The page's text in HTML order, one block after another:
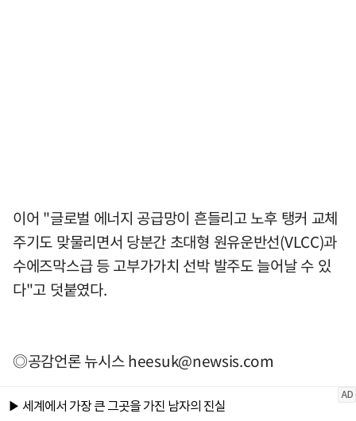
이어 "글로벌 에너지 공급망이 흔들리고 노후 탱커 교체
주기도 맞물리면서 당분간 초대형 원유운반선(VLCC)과
수에즈막스급 등 고부가가치 선박 발주도 늘어날 수 있
다"고 덧붙였다.
◎공감언론 뉴시스heesuk@newsis.com